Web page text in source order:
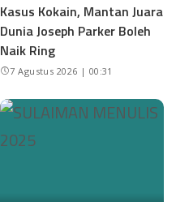
Kasus Kokain, Mantan Juara
Dunia Joseph Parker Boleh
Naik Ring
7 Agustus 2026 | 00:31